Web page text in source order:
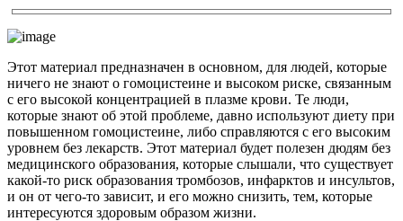
Этот материал предназначен в основном, для людей, которые
ничего не знают о гомоцистеине и высоком риске, связанным
с его высокой концентрацией в плазме крови. Те люди,
которые знают об этой проблеме, давно используют диету при
повышенном гомоцистеине, либо справляются с его высоким
уровнем без лекарств. Этот материал будет полезен дюдям без
медицинского образования, которые слышали, что существует
какой-то риск образования тромбозов, инфарктов и инсультов,
и он от чего-то зависит, и его можно снизить, тем, которые
интересуются здоровым образом жизни.